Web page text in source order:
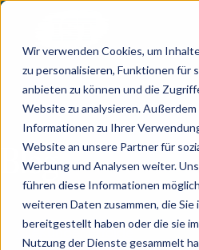
Wir verwenden Cookies, um
zu personalisieren, Funktionen für
anbieten zu können und die
Website zu analysieren.
Informationen zu Ihrer
Website an unsere Partner für
Werbung und Analysen weiter.
führen diese Informationen
weiteren Daten zusammen, die Sie
bereitgestellt haben oder die sie
Nutzung der Dienste gesammelt
Skip to main content
Blog
Alle Kundenerfolge